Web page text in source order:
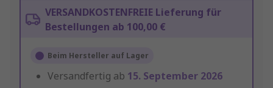
VERSANDKOSTENFREIE Lieferung für
Bestellungen ab 100,00 €
Beim Hersteller auf Lager
Versandfertig ab 15. September 2026